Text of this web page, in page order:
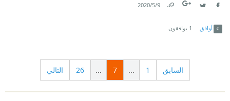
9‏/5‏/2020
أوافق 1 يوافقون
السابق 1
...
7
...
26 التالي